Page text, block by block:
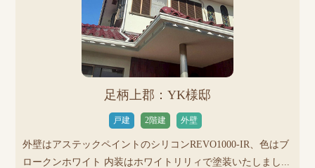
足柄上郡：YK様邸
戸建 2階建 外壁
外壁はアステックペイントのシリコンREVO1000-IR、色はブ
ロークンホワイト 内装はホワイトリリィで塗装いたしまし...